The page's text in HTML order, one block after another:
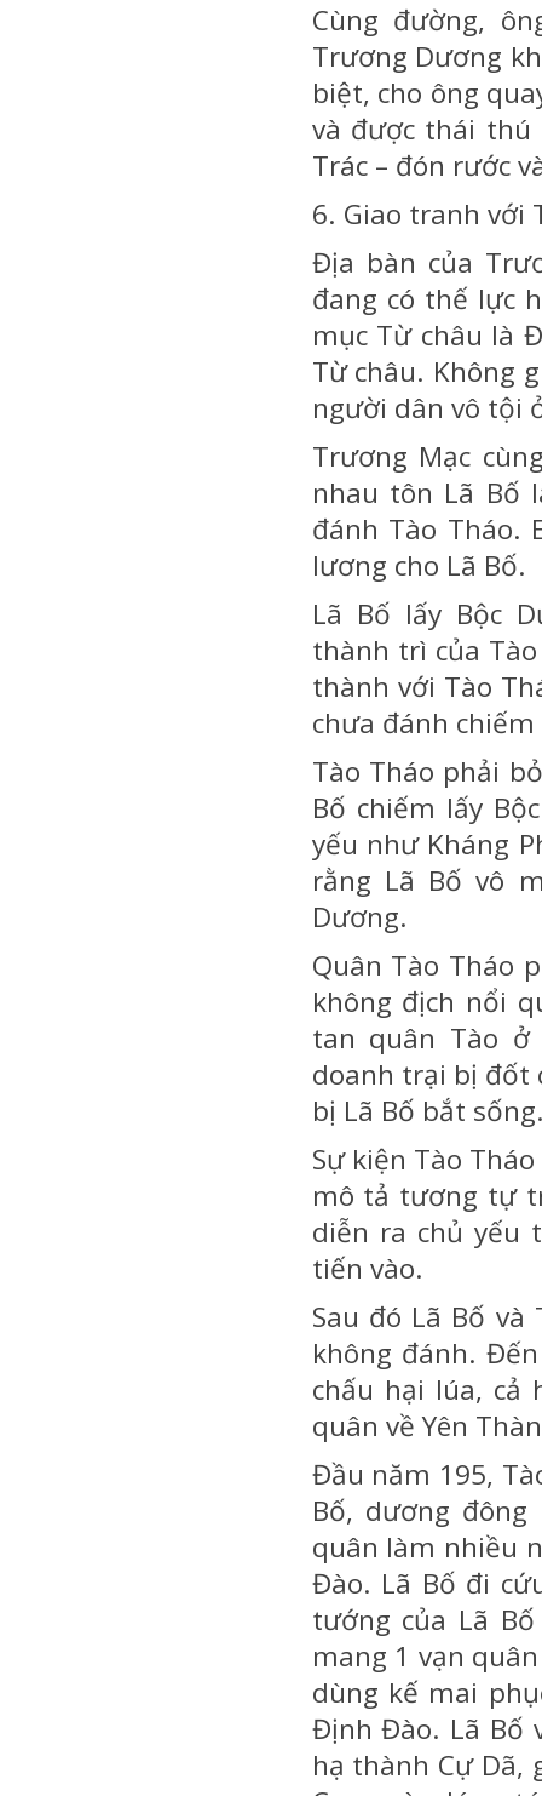
Cùng đường,
Trương Dương
biệt, cho ông
và được thái
Trác – đón rước
6. Giao tranh với
Địa bàn của
đang có thế lực
mục Từ châu là
Từ châu. Không
người dân vô tội
Trương Mạc
nhau tôn Lã Bố
đánh Tào Tháo.
lương cho Lã Bố.
Lã Bố lấy Bộc
thành trì của
thành với Tào
chưa đánh
Tào Tháo phải
Bố chiếm lấy
yếu như Kháng
rằng Lã Bố vô
Dương.
Quân Tào Tháo
không địch nổi
tan quân Tào
doanh trại bị đốt
bị Lã Bố bắt
Sự kiện Tào
mô tả tương tự
diễn ra chủ yếu
tiến vào.
Sau đó Lã Bố
không đánh.
chấu hại lúa,
quân về Yên
Đầu năm 195,
Bố, dương
quân làm nhiều
Đào. Lã Bố đi
tướng của Lã
mang 1 vạn
dùng kế mai
Định Đào. Lã Bố
hạ thành Cự Dã,